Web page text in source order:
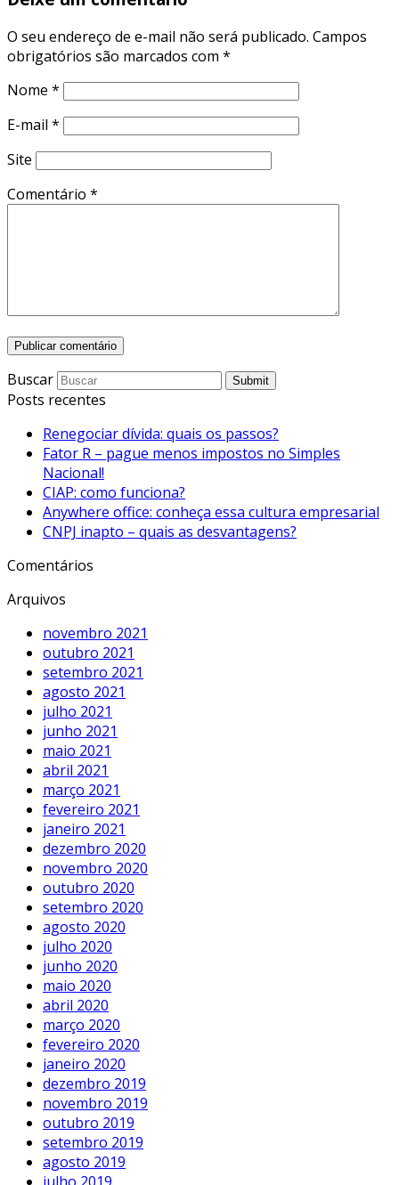
O seu endereço de e-mail não será publicado. Campos
obrigatórios são marcados com *
Nome *
E-mail *
Site
Comentário *
Buscar Submit
Posts recentes
Renegociar dívida: quais os passos?
Fator R – pague menos impostos no Simples
Nacional!
CIAP: como funciona?
Anywhere office: conheça essa cultura empresarial
CNPJ inapto – quais as desvantagens?
Comentários
Arquivos
novembro 2021
outubro 2021
setembro 2021
agosto 2021
julho 2021
junho 2021
maio 2021
abril 2021
março 2021
fevereiro 2021
janeiro 2021
dezembro 2020
novembro 2020
outubro 2020
setembro 2020
agosto 2020
julho 2020
junho 2020
maio 2020
abril 2020
março 2020
fevereiro 2020
janeiro 2020
dezembro 2019
novembro 2019
outubro 2019
setembro 2019
agosto 2019